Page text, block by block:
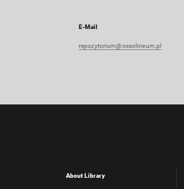
E-Mail
repozytorium@ossolineum.pl
About Library